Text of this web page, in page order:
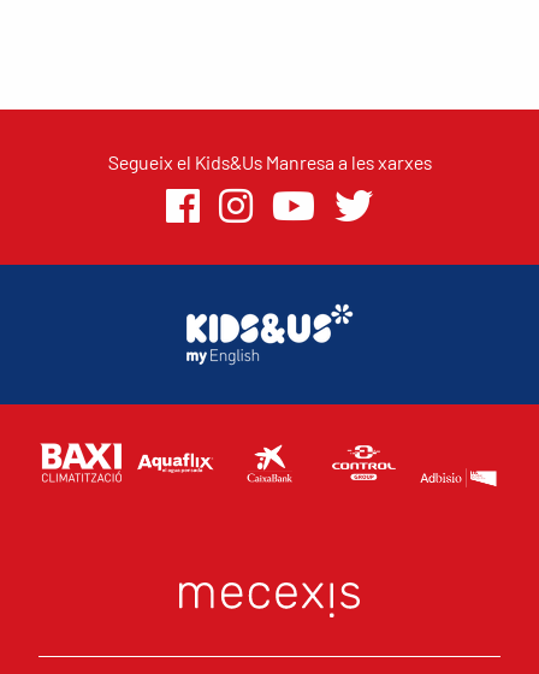
Segueix el Kids&Us Manresa a les xarxes